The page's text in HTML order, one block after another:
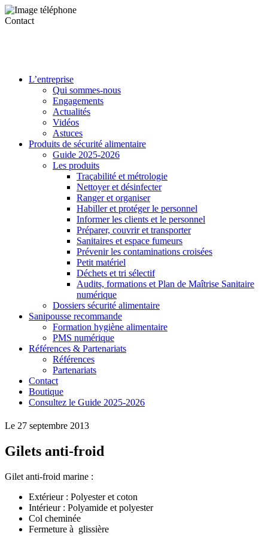
Contact
L’entreprise
Qui sommes-nous
Engagements
Actualités
Vidéos
Astuces
Produits de sécurité alimentaire
Guide 2025-2026
Les produits
Traçabilité et métrologie
Nettoyer et désinfecter
Ranger et organiser
Habiller et protéger le personnel
Informer les clients et le personnel
Préparer, couvrir et transporter
Sanitaires et espace fumeurs
Prévenir les contaminations croisées
Petit matériel
Déchets et tri sélectif
Audits, formations et Plan de Maîtrise Sanitaire
numérique
Dossiers sécurité alimentaire
Sanipousse recommande
Formation hygiène alimentaire
PMS numérique
Références & Partenariats
Références
Partenariats
Contact
Boutique
Consultez le Guide 2025-2026
Le 27 septembre 2013
Gilets anti-froid
Gilet anti-froid marine :
Extérieur : Polyester et coton
Intérieur : Polyamide et polyester
Col cheminée
Fermeture à glissière